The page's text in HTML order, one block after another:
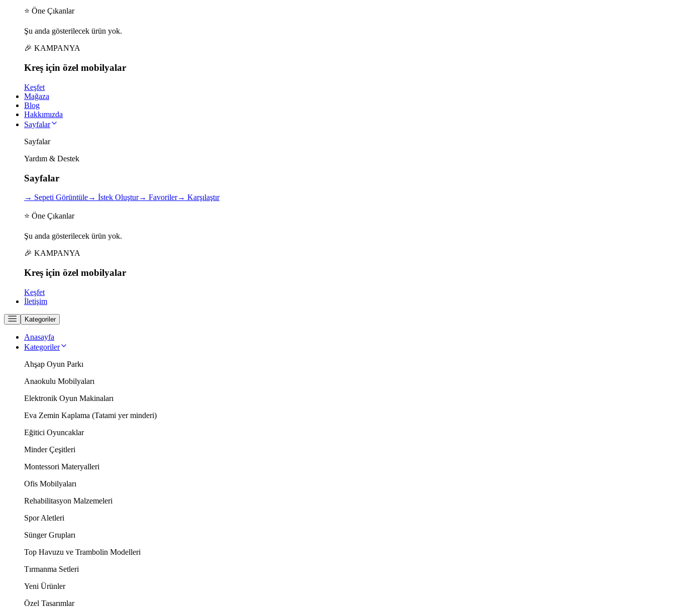
⭐ Öne Çıkanlar
Şu anda gösterilecek ürün yok.
🎉 KAMPANYA
Kreş için özel mobilyalar
Keşfet
Mağaza
Blog
Hakkımızda
Sayfalar
Sayfalar
Yardım & Destek
Sayfalar
→ Sepeti Görüntüle→ İstek Oluştur→ Favoriler→ Karşılaştır
⭐ Öne Çıkanlar
Şu anda gösterilecek ürün yok.
🎉 KAMPANYA
Kreş için özel mobilyalar
Keşfet
İletişim
Kategoriler
Anasayfa
Kategoriler
Ahşap Oyun Parkı
Anaokulu Mobilyaları
Elektronik Oyun Makinaları
Eva Zemin Kaplama (Tatami yer minderi)
Eğitici Oyuncaklar
Minder Çeşitleri
Montessori Materyalleri
Ofis Mobilyaları
Rehabilitasyon Malzemeleri
Spor Aletleri
Sünger Grupları
Top Havuzu ve Trambolin Modelleri
Tırmanma Setleri
Yeni Ürünler
Özel Tasarımlar